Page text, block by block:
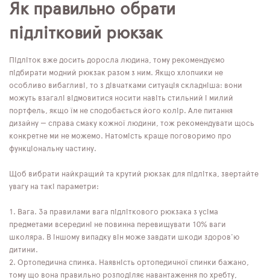
Як правильно обрати
підлітковий рюкзак
Підліток вже досить доросла людина, тому рекомендуємо
підбирати модний рюкзак разом з ним. Якщо хлопчики не
особливо вибагливі, то з дівчатками ситуація складніша: вони
можуть взагалі відмовитися носити навіть стильний і милий
портфель, якщо їм не сподобається його колір. Але питання
дизайну — справа смаку кожної людини, тож рекомендувати щось
конкретне ми не можемо. Натомість краще поговоримо про
функціональну частину.
Щоб вибрати найкращий та крутий рюкзак для підлітка, звертайте
увагу на такі параметри:
Вага. За правилами вага підліткового рюкзака з усіма
предметами всередині не повинна перевищувати 10% ваги
школяра. В іншому випадку він може завдати шкоди здоров'ю
дитини.
Ортопедична спинка. Наявність ортопедичної спинки бажано,
тому що вона правильно розподіляє навантаження по хребту,